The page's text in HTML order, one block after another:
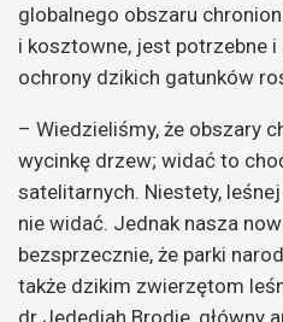
globalnego obszaru
i kosztowne, jest potrzebne
ochrony dzikich gatunków
– Wiedzieliśmy, że obszary
wycinkę drzew; widać to
satelitarnych. Niestety,
nie widać. Jednak nasza
bezsprzecznie, że parki
także dzikim zwierzętom
dr Jedediah Brodie, główny